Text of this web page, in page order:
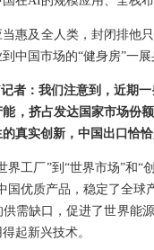
惠及全人类，封闭排他
中国市场的“健身房”一
者：我们注意到，近期
，挤占发达国家市场份
真实创新，中国出口恰
界工厂”到“世界市场”和
国优质产品，稳定了全球
需缺口，促进了世界能
起新兴技术。